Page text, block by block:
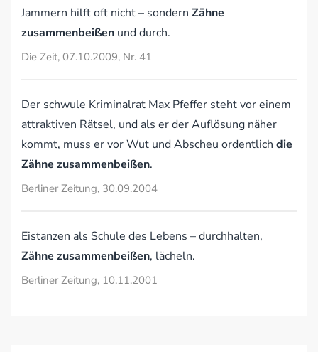
Jammern hilft oft nicht – sondern Zähne
zusammenbeißen und durch.
Die Zeit, 07.10.2009, Nr. 41
Der schwule Kriminalrat Max Pfeffer steht vor einem
attraktiven Rätsel, und als er der Auflösung näher
kommt, muss er vor Wut und Abscheu ordentlich die
Zähne zusammenbeißen.
Berliner Zeitung, 30.09.2004
Eistanzen als Schule des Lebens – durchhalten,
Zähne zusammenbeißen, lächeln.
Berliner Zeitung, 10.11.2001